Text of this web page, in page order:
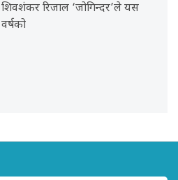
शिवशंकर रिजाल ‘जोगिन्दर’ले यस
वर्षको